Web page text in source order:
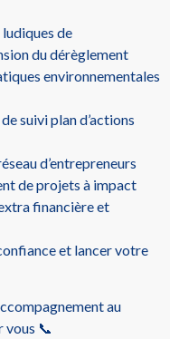
de
du dérèglement
environnementales
suivi plan d’actions
d’entrepreneurs
de projets à impact
financière et
et lancer votre
au
vous 📞